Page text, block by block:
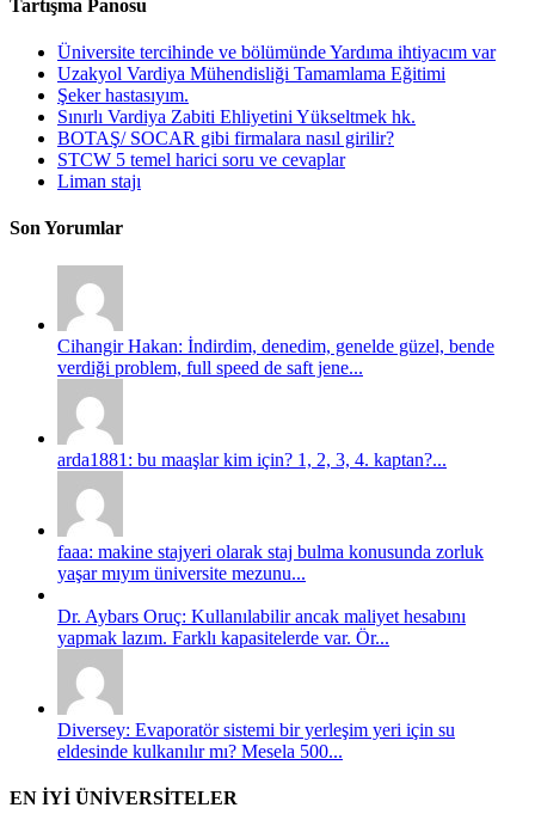
Tartışma Panosu
Üniversite tercihinde ve bölümünde Yardıma ihtiyacım var
Uzakyol Vardiya Mühendisliği Tamamlama Eğitimi
Şeker hastasıyım.
Sınırlı Vardiya Zabiti Ehliyetini Yükseltmek hk.
BOTAŞ/ SOCAR gibi firmalara nasıl girilir?
STCW 5 temel harici soru ve cevaplar
Liman stajı
Son Yorumlar
Cihangir Hakan: İndirdim, denedim, genelde güzel, bende
verdiği problem, full speed de saft jene...
arda1881: bu maaşlar kim için? 1, 2, 3, 4. kaptan?...
faaa: makine stajyeri olarak staj bulma konusunda zorluk
yaşar mıyım üniversite mezunu...
Dr. Aybars Oruç: Kullanılabilir ancak maliyet hesabını
yapmak lazım. Farklı kapasitelerde var. Ör...
Diversey: Evaporatör sistemi bir yerleşim yeri için su
eldesinde kulkanılır mı? Mesela 500...
EN İYİ ÜNİVERSİTELER